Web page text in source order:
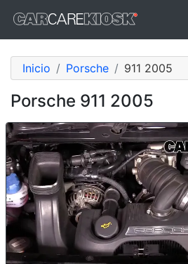
Inicio Porsche 911 2005
Porsche 911 2005